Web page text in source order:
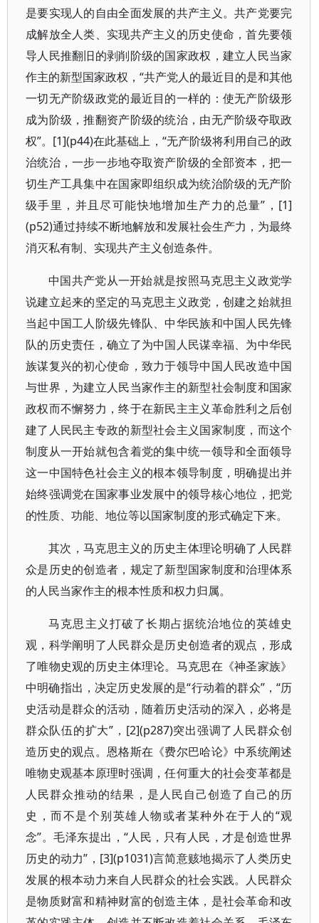
是要实现人的自由全面发展的共产主义。共产党要完
成解放全人类、实现共产主义的历史使命，首先要领
导人民推翻旧的剥削阶级的国家政权，建立人民当家
作主的新型国家政权，“共产党人的最近目的是和其他
一切无产阶级政党的最近目的一样的：使无产阶级形
成为阶级，推翻资产阶级的统治，由无产阶级夺取政
权”。[1](p44)在此基础上，“无产阶级将利用自己的政
治统治，一步一步地夺取资产阶级的全部资本，把一
切生产工具集中在国家即组织成为统治阶级的无产阶
级手里，并且尽可能快地增加生产力的总量”，[1]
(p52)通过持续不断地解放和发展社会生产力，为最终
消灭私有制、实现共产主义创造条件。
中国共产党从一开始就是按照马克思主义政党学
说建立起来的坚定的马克思主义政党，创建之始就担
当起中国工人阶级先锋队、中华民族和中国人民先锋
队的历史责任，确立了为中国人民谋幸福、为中华民
族谋复兴的初心使命，致力于领导中国人民改造中国
与世界，为建立人民当家作主的新型社会制度和国家
政权而不懈努力，终于在新民主主义革命胜利之后创
建了人民民主专政的新型社会主义国家制度，而这个
制度从一开始就包含着党的集中统一领导和全面领导
这一中国特色社会主义的根本领导制度，明确提出并
始终强调党在国家事业发展中的领导核心地位，把党
的性质、功能、地位等以国家制度的形式确定下来。
其次，马克思主义的历史主体理论明确了人民群
众是历史的创造者，规定了新型国家制度和治理体系
的人民当家作主的根本性质和权力归属。
马克思主义打破了长期占据统治地位的英雄史
观，科学阐明了人民群众是历史创造者的观点，形成
了唯物史观的历史主体理论。马克思在《神圣家族》
中明确指出，决定历史发展的是“行动着的群众”，“历
史活动是群众的活动，随着历史活动的深入，必将是
群众队伍的扩大”，[2](p287)突出强调了人民群众创
造历史的观点。恩格斯在《费尔巴哈论》中系统阐述
唯物史观基本原理时强调，任何重大的社会变革都是
人民群众推动的结果，是人民自己创造了自己的历
史，而不是个别英雄人物或者某种外在于人的“观
念”。毛泽东提出，“人民，只有人民，才是创造世界
历史的动力”，[3](p1031)言简意赅地揭示了人类历史
发展的根本动力来自人民群众的社会实践。人民群众
是物质财富和精神财富的创造主体，是社会革命和改